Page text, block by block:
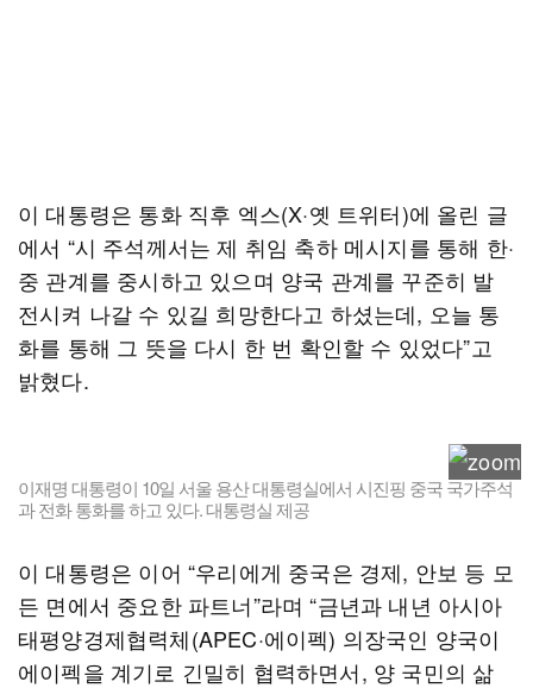
이 대통령은 통화 직후 엑스(X·옛 트위터)에 올린 글
에서 “시 주석께서는 제 취임 축하 메시지를 통해 한·
중 관계를 중시하고 있으며 양국 관계를 꾸준히 발
전시켜 나갈 수 있길 희망한다고 하셨는데, 오늘 통
화를 통해 그 뜻을 다시 한 번 확인할 수 있었다”고
밝혔다.
이재명 대통령이 10일 서울 용산 대통령실에서 시진핑 중국 국가주석
과 전화 통화를 하고 있다. 대통령실 제공
이 대통령은 이어 “우리에게 중국은 경제, 안보 등 모
든 면에서 중요한 파트너”라며 “금년과 내년 아시아
태평양경제협력체(APEC·에이펙) 의장국인 양국이
에이펙을 계기로 긴밀히 협력하면서, 양 국민의 삶